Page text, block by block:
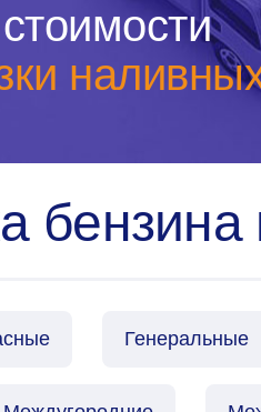
Генеральные